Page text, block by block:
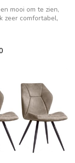
mooi om te zien,
zeer comfortabel,